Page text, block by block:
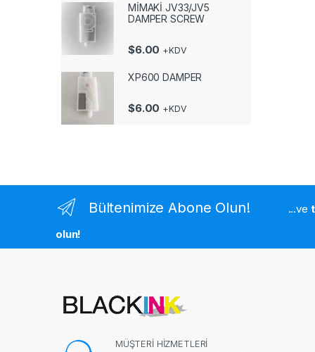
MİMAKİ JV33/JV5
DAMPER SCREW
$6.00 +KDV
XP600 DAMPER
$6.00 +KDV
Bültenimize Abone Olun! ...ve
olun!
MÜŞTERİ HİZMETLERİ